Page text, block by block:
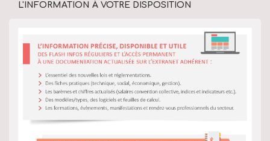
L'INFORMATION À VOTRE DISPOSITION